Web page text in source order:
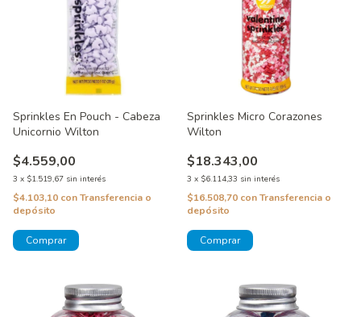
Sprinkles En Pouch - Cabeza
Unicornio Wilton
$4.559,00
3 x $1.519,67 sin interés
$4.103,10 conTransferencia o
depósito
Sprinkles Micro Corazones
Wilton
$18.343,00
3 x $6.114,33 sin interés
$16.508,70 conTransferencia o
depósito